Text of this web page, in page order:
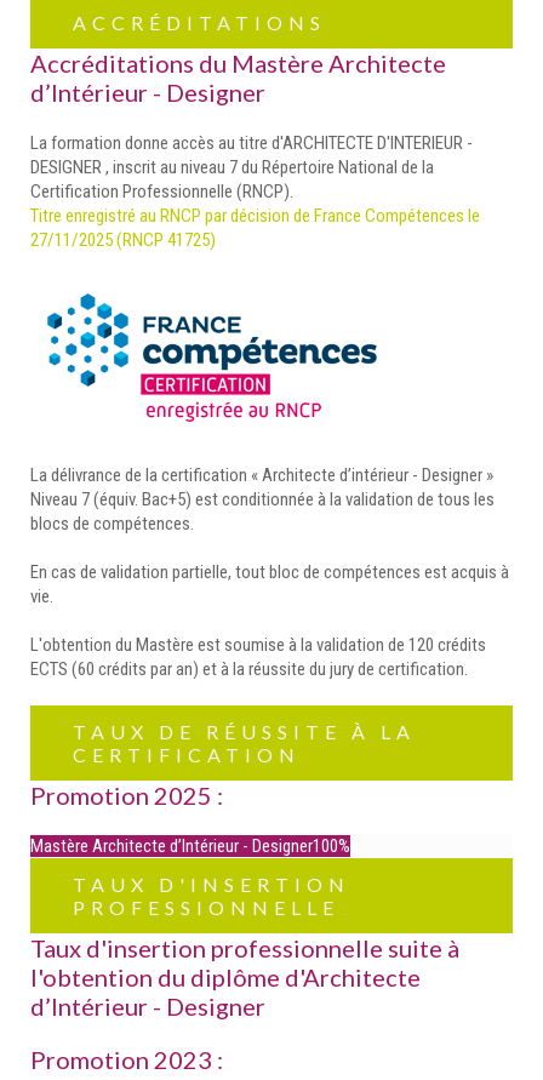
ACCRÉDITATIONS
Accréditations du Mastère Architecte
d’Intérieur - Designer
La formation donne accès au titre d'ARCHITECTE D'INTERIEUR -
DESIGNER , inscrit au niveau 7 du Répertoire National de la
Certification Professionnelle (RNCP).
Titre enregistré au RNCP par décision de France Compétences le
27/11/2025 (RNCP 41725)
La délivrance de la certification « Architecte d’intérieur - Designer »
Niveau 7 (équiv. Bac+5) est conditionnée à la validation de tous les
blocs de compétences.
En cas de validation partielle, tout bloc de compétences est acquis à
vie.
L'obtention du Mastère est soumise à la validation de 120 crédits
ECTS (60 crédits par an) et à la réussite du jury de certification.
TAUX DE RÉUSSITE À LA
CERTIFICATION
Promotion 2025 :
Mastère Architecte d’Intérieur - Designer100%
TAUX D'INSERTION
PROFESSIONNELLE
Taux d'insertion professionnelle suite à
l'obtention du diplôme d'Architecte
d’Intérieur - Designer
Promotion 2023 :